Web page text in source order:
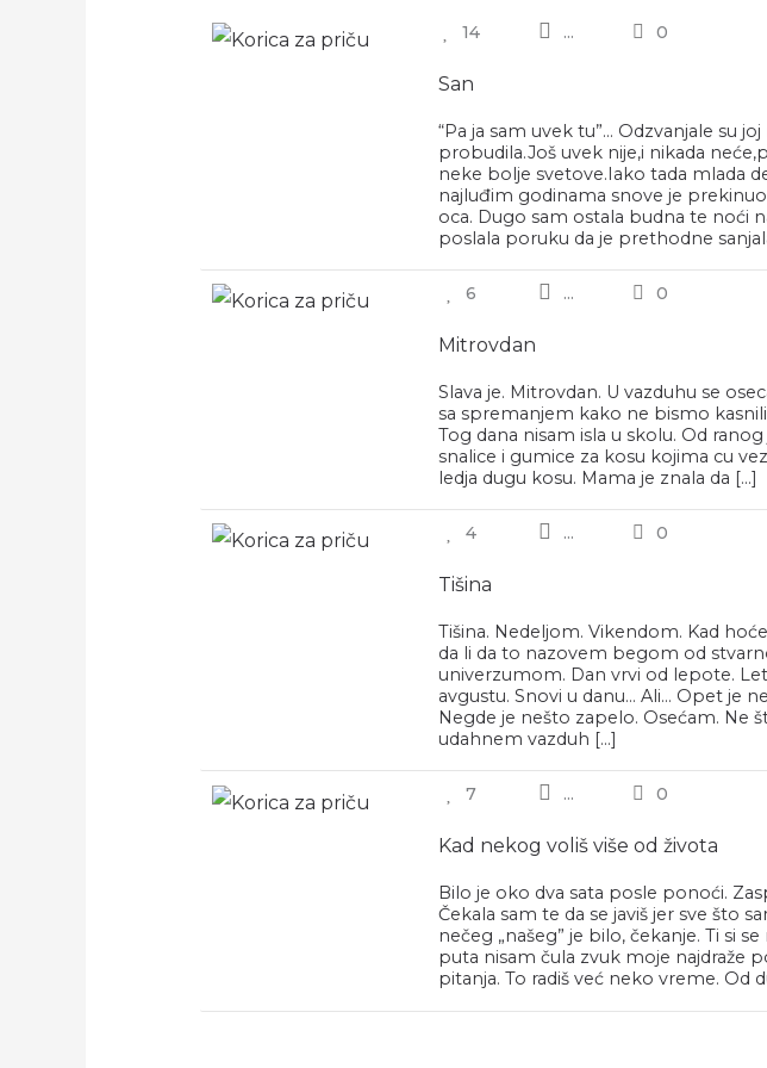
14 ... 0
San
“Pa ja sam uvek tu”… Odzvanjale su
probudila.Još uvek nije,i nikada
neke bolje svetove.Iako tada mlada
najluđim godinama snove je
oca. Dugo sam ostala budna te noći
poslala poruku da je prethodne
6 ... 0
Mitrovdan
Slava je. Mitrovdan. U vazduhu se
sa spremanjem kako ne bismo
Tog dana nisam isla u skolu. Od
snalice i gumice za kosu kojima cu
ledja dugu kosu. Mama je znala da […]
4 ... 0
Tišina
Tišina. Nedeljom. Vikendom. Kad
da li da to nazovem begom od
univerzumom. Dan vrvi od lepote.
avgustu. Snovi u danu… Ali… Opet je
Negde je nešto zapelo. Osećam. Ne
udahnem vazduh […]
7 ... 0
Kad nekog voliš više od života
Bilo je oko dva sata posle ponoći.
Čekala sam te da se javiš jer sve što
nečeg „našeg” je bilo, čekanje. Ti si
puta nisam čula zvuk moje najdraže
pitanja. To radiš već neko vreme. Od